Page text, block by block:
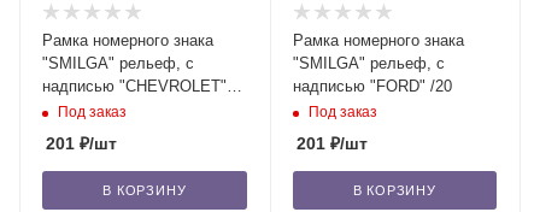
Рамка номерного знака
"SMILGA" рельеф, с
надписью "CHEVROLET"
/20Под заказ
201 ₽/шт
В КОРЗИНУ
Рамка номерного знака
"SMILGA" рельеф, с
надписью "FORD" /20
Под заказ
201₽/шт
В КОРЗИНУ